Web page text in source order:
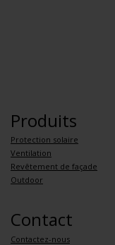
Produits
Protection solaire
Ventilation
Revêtement de façade
Outdoor
Contact
Contactez-nous